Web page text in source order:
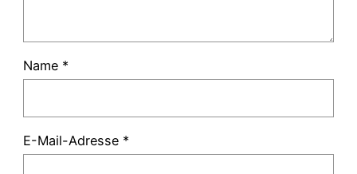
Name *
E-Mail-Adresse *